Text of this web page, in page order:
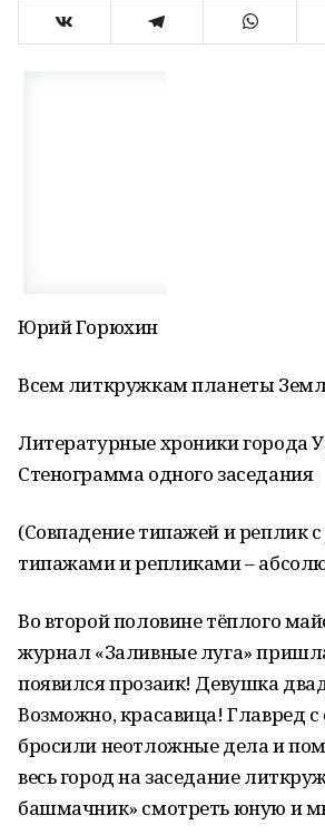
Юрий Горюхин
Всем литкружкам планеты
Литературные хроники города
Стенограмма одного заседания
(Совпадение типажей и реплик
типажами и репликами –
Во второй половине тёплого
журнал «Заливные луга»
появился прозаик! Девушка
Возможно, красавица! Главред с
бросили неотложные дела и
весь город на заседание
башмачник» смотреть юную и